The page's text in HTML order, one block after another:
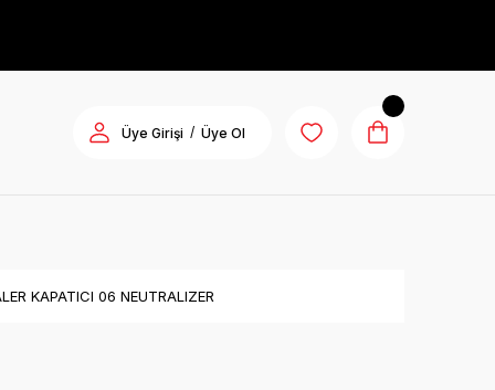
Üye Girişi / Üye Ol
KAPATICI 06 NEUTRALIZER